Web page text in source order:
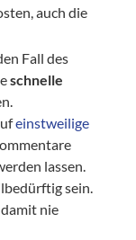
auch die
Fall des
schnelle
einstweilige
lassen.
sein.
nie